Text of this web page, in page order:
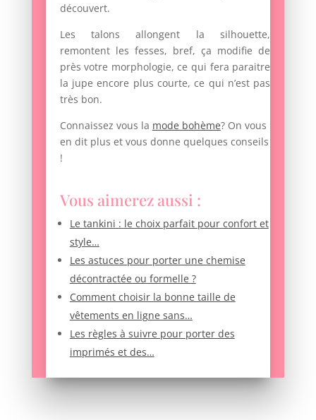
découvert.
Les talons allongent la silhouette,
remontent les fesses, bref, ça modifie de
près votre morphologie, ce qui fera paraitre
la jupe encore plus courte, ce qui n’est pas
très bon.
Connaissez vous la mode bohème? On vous
en dit plus et vous donne quelques conseils
!
Vous aimerez aussi :
Le tankini : le choix parfait pour confort et
style…
Les astuces pour porter une chemise
décontractée ou formelle ?
Comment choisir la bonne taille de
vêtements en ligne sans…
Les règles à suivre pour porter des
imprimés et des…